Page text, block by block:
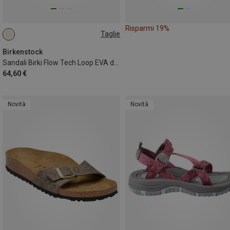
Taglie
Birkenstock
64,60 €
37
Risparmi 19%
Novità Novità